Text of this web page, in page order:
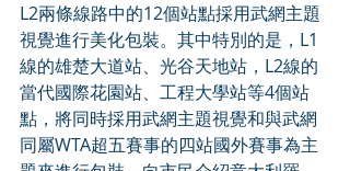
L2兩條線路中的12個站點採用武網主題
視覺進行美化包裝。其中特別的是，L1
線的雄楚大道站、光谷天地站，L2線的
當代國際花園站、工程大學站等4個站
點，將同時採用武網主題視覺和與武網
同屬WTA超五賽事的四站國外賽事為主